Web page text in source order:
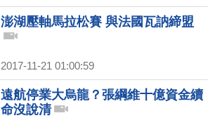
澎湖壓軸馬拉松賽 與法國瓦訥締盟
2017-11-21 01:00:59
遠航停業大烏龍？張綱維十億資金續
命沒說清